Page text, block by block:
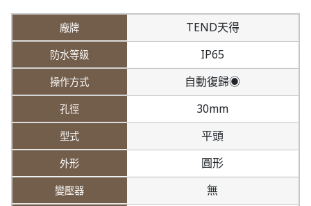
TEND天得
IP65
自動復歸◉
30mm
平頭
圓形
無